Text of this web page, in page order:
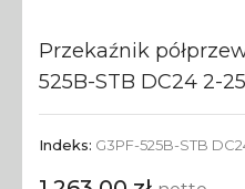
Przekaźnik
525B-STB DC24 2-
Indeks: G3PF-525B-STB